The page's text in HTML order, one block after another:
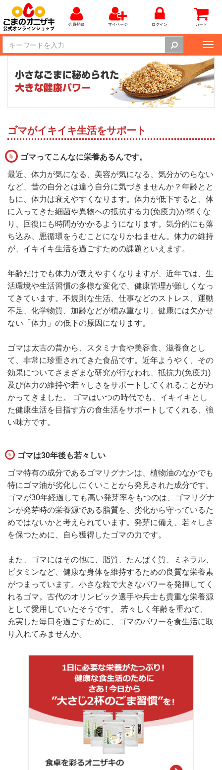
会員登録 マイページ ログイン カート
ゴマがイキイキ生活をサポート
ゴマってこんなに栄養あるんです。
最近、体力が気になる、美容が気になる、気分がのらない
など、昔の自分とは違う自分に気づきませんか？年齢とと
もに、体力は衰えやすくなります。体力が低下すると、体
に入ってきた細菌や異物への抵抗する力(免疫力)が弱くな
り、回復にも時間がかかるようになります。気分的にも落
ち込み、悪循環をうむことになりかねません。体力の維持
が、イキイキ生活を過ごすための課題といえます。
年齢だけでも体力が衰えやすくなりますが、近年では、生
活環境や生活習慣の多様な変化で、健康管理が難しくなっ
てきています。不規則な生活、仕事などのストレス、運動
不足、化学物質、加齢などが積み重なり、健康には欠かせ
ない「体力」の低下の原因になります。
ゴマは太古の昔から、スタミナ食や美容食、滋養食とし
て、非常に珍重されてきた食品です。近年ようやく、その
効果についてさまざまな研究が行なわれ、抵抗力(免疫力)
及び体力の維持や若々しさをサポートしてくれることがわ
かってきました。 ゴマはいつの時代でも、イキイキとし
た健康生活を目指す方の食生活をサポートしてくれる、強
い味方です。
ゴマは30年後も若々しい
ゴマ特有の成分であるゴマリグナンは、植物油のなかでも
特にゴマ油が劣化しにくいことから発見された成分です。
ゴマが30年経過しても高い発芽率をもつのは、ゴマリグナ
ンが発芽時の栄養源である脂質を、劣化から守っているた
めではないかと考えられています。発芽に備え、若々しさ
を保つために、自ら獲得したゴマの力です。
また、ゴマにはその他に、脂質、たんぱく質、ミネラル、
ビタミンなど、健康な身体を維持するための良質な栄養素
がつまっています。小さな粒で大きなパワーを発揮してく
れるゴマ。古代のオリンピック選手や兵士も貴重な栄養源
として愛用していたそうです。 若々しく年齢を重ねて、
充実した毎日を過ごすために、ゴマのパワーを食生活に取
り入れてみませんか。